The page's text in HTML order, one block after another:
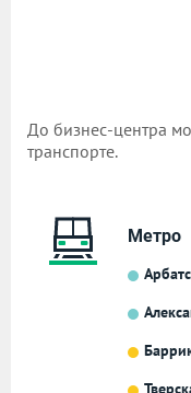
До бизнес-центра
транспорте.
Метро